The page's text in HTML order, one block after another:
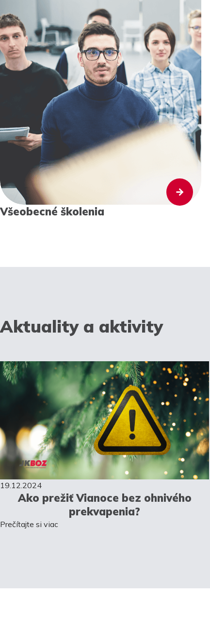
Všeobecné školenia
Aktuality a aktivity
19.12.2024
Ako prežiť Vianoce bez ohnivého
prekvapenia?
Prečítajte si viac